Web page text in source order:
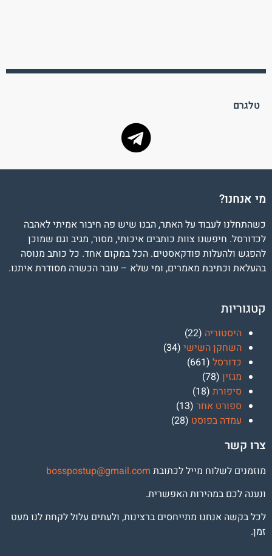
טלגרם
מי אנחנו?
כשהתחלנו לעבוד על האתר, הבנו שיש פה חיבור אמיתי לאהבה
לכדורסל. חיפשנו צוות כותבים איכותי, מסור, מגיב וגם שמוכן
להפגש ולהעלות פודקאסטים. הכל במקום אחד. כל כותב מנוסה
בהעלאת וכתיבת מאמרים, ומי שלא – עובר הכשרה מסודרת איתנו.
קטגוריות
היסטוריה (22)
השחקן השישי (34)
כדורסל (661)
מגזין (78)
סיפורת (18)
ספורט אחר (13)
עמדה בפוסט (28)
צרו קשר
מוזמנים לשלוח מייל לכתובת bosspostup@gmail.com
ונענה לכם במהירות האפשרית.
לכל בקשה אנחנו מתייחסים ברצינות, ולעתים עלול לקחת לנו מעט
זמן.